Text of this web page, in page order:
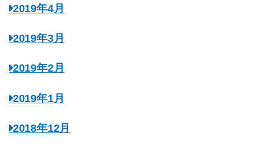
2019年4月
2019年3月
2019年2月
2019年1月
2018年12月